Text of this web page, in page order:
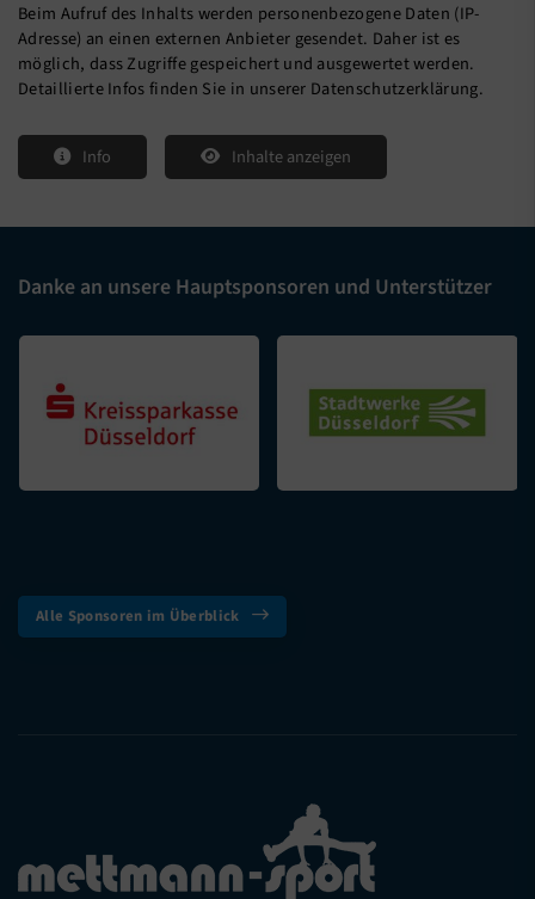
Beim Aufruf des Inhalts werden personenbezogene Daten (IP-
Adresse) an einen externen Anbieter gesendet. Daher ist es
möglich, dass Zugriffe gespeichert und ausgewertet werden.
Detaillierte Infos finden Sie in unserer Datenschutzerklärung.
Info Inhalte anzeigen
Danke an unsere Hauptsponsoren und Unterstützer
Alle Sponsoren im Überblick